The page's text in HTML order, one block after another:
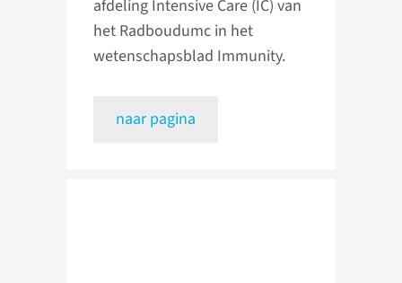
afdeling Intensive Care (IC) van
het Radboudumc in het
wetenschapsblad Immunity.
naar pagina